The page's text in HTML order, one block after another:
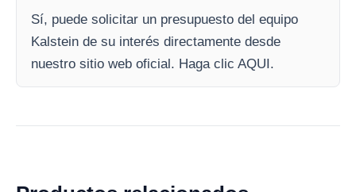
Sí, puede solicitar un presupuesto del equipo
Kalstein de su interés directamente desde
nuestro sitio web oficial. Haga clic AQUI.